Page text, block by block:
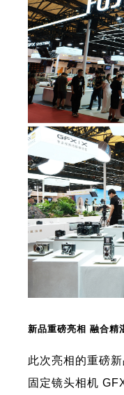
新品重磅亮相 融合精
此次亮相的重磅
固定镜头相机